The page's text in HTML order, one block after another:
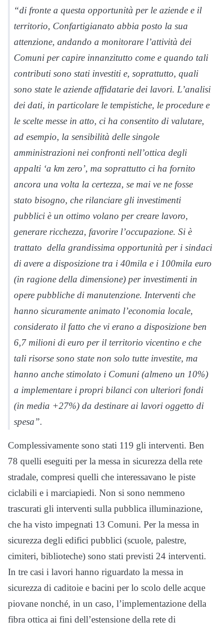
“di fronte a questa opportunità per le aziende e il
territorio, Confartigianato abbia posto la sua
attenzione, andando a monitorare l’attività dei
Comuni per capire innanzitutto come e quando tali
contributi sono stati investiti e, soprattutto, quali
sono state le aziende affidatarie dei lavori. L’analisi
dei dati, in particolare le tempistiche, le procedure e
le scelte messe in atto, ci ha consentito di valutare,
ad esempio, la sensibilità delle singole
amministrazioni nei confronti nell’ottica degli
appalti ‘a km zero’, ma soprattutto ci ha fornito
ancora una volta la certezza, se mai ve ne fosse
stato bisogno, che rilanciare gli investimenti
pubblici è un ottimo volano per creare lavoro,
generare ricchezza, favorire l’occupazione. Si è
trattato della grandissima opportunità per i sindaci
di avere a disposizione tra i 40mila e i 100mila euro
(in ragione della dimensione) per investimenti in
opere pubbliche di manutenzione. Interventi che
hanno sicuramente animato l’economia locale,
considerato il fatto che vi erano a disposizione ben
6,7 milioni di euro per il territorio vicentino e che
tali risorse sono state non solo tutte investite, ma
hanno anche stimolato i Comuni (almeno un 10%)
a implementare i propri bilanci con ulteriori fondi
(in media +27%) da destinare ai lavori oggetto di
spesa”.
Complessivamente sono stati 119 gli interventi. Ben
78 quelli eseguiti per la messa in sicurezza della rete
stradale, compresi quelli che interessavano le piste
ciclabili e i marciapiedi. Non si sono nemmeno
trascurati gli interventi sulla pubblica illuminazione,
che ha visto impegnati 13 Comuni. Per la messa in
sicurezza degli edifici pubblici (scuole, palestre,
cimiteri, biblioteche) sono stati previsti 24 interventi.
In tre casi i lavori hanno riguardato la messa in
sicurezza di caditoie e bacini per lo scolo delle acque
piovane nonché, in un caso, l’implementazione della
fibra ottica ai fini dell’estensione della rete di